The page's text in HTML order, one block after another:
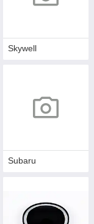
Skywell
Subaru